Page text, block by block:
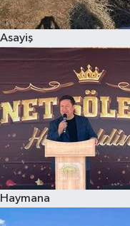
Asayiş
Haymana
Teknoloji
Televizyon
Yaşam-Çevre